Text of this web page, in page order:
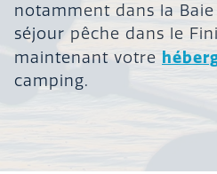
notamment dans la
séjour pêche dans le
maintenant votre
camping.